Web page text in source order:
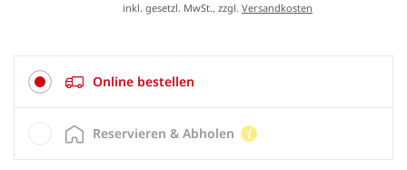
inkl. gesetzl. MwSt., zzgl. Versandkosten
Online bestellen
Reservieren & Abholen